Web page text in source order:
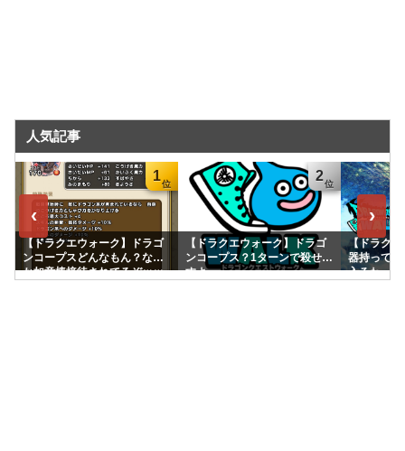
人気記事
‹
1
【ドラクエウォーク】ドラゴ
ンコープスどんなもん？なん
か如意棒接待されてるぞｗｗ
2
【ドラクエウォーク】ドラゴ
ンコープス？1ターンで殺せま
すよ
【ドラク
器持って
入るわ
›